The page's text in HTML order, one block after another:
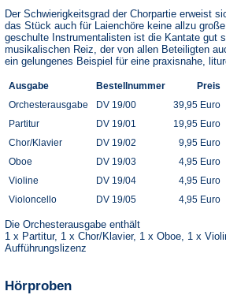
Der Schwierigkeitsgrad der Chorpartie erweist
das Stück auch für Laienchöre keine allzu
geschulte Instrumentalisten ist die Kantate gut
musikalischen Reiz, der von allen Beteiligten
ein gelungenes Beispiel für eine praxisnahe,
Ausgabe Bestellnummer
Preis
Orchesterausgabe
DV 19/00
39,95 Euro
Partitur
DV 19/01
19,95 Euro
Chor/Klavier
DV 19/02
9,95 Euro
Oboe
DV 19/03
4,95 Euro
Violine
DV 19/04
4,95 Euro
Violoncello
DV 19/05 4,95 Euro
Die Orchesterausgabe enthält
1 x Partitur, 1 x Chor/Klavier, 1 x Oboe, 1 x
Aufführungslizenz
Hörproben